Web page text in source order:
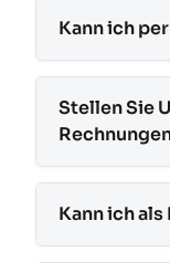
Kann ich
Stellen Sie
Kann ich